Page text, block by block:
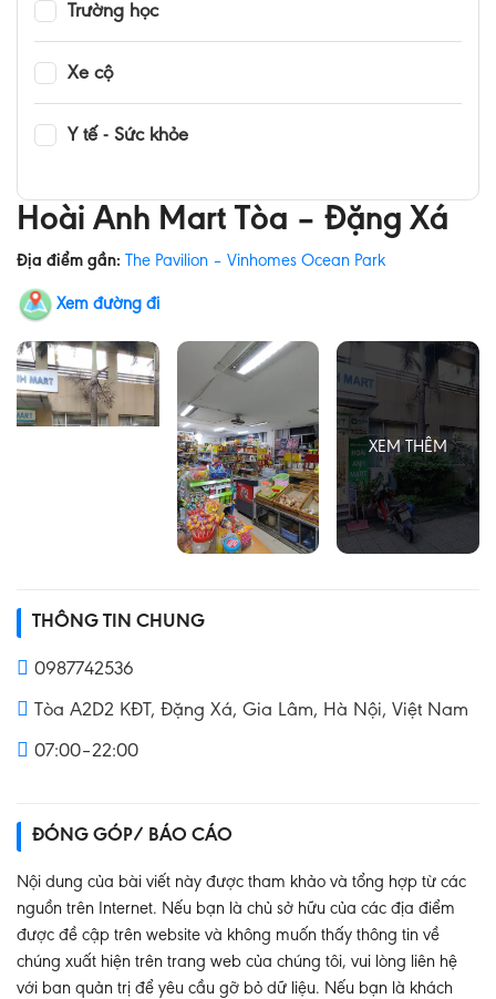
Trường học
Xe cộ
Y tế - Sức khỏe
Hoài Anh Mart Tòa – Đặng Xá
Địa điểm gần: The Pavilion – Vinhomes Ocean Park
Xem đường đi
THÔNG TIN CHUNG
0987742536
Tòa A2D2 KĐT, Đặng Xá, Gia Lâm, Hà Nội, Việt Nam
07:00–22:00
ĐÓNG GÓP/ BÁO CÁO
Nội dung của bài viết này được tham khảo và tổng hợp từ các
nguồn trên Internet. Nếu bạn là chủ sở hữu của các địa điểm
được đề cập trên website và không muốn thấy thông tin về
chúng xuất hiện trên trang web của chúng tôi, vui lòng liên hệ
với ban quản trị để yêu cầu gỡ bỏ dữ liệu. Nếu bạn là khách